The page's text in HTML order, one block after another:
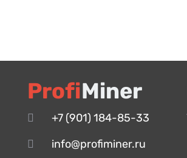
ProfiMiner
+7 (901) 184-85-33
info@profiminer.ru